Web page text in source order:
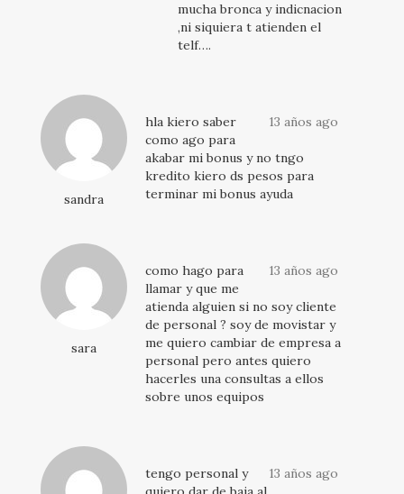
mucha bronca y indicnacion
,ni siquiera t atienden el
telf….
sandra
13 años ago
hla kiero saber
como ago para
akabar mi bonus y no tngo
kredito kiero ds pesos para
terminar mi bonus ayuda
sara
13 años ago
como hago para
llamar y que me
atienda alguien si no soy cliente
de personal ? soy de movistar y
me quiero cambiar de empresa a
personal pero antes quiero
hacerles una consultas a ellos
sobre unos equipos
13 años ago
tengo personal y